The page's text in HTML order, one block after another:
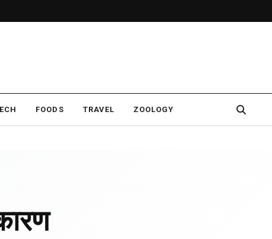
FOODS TRAVEL ZOOLOGY